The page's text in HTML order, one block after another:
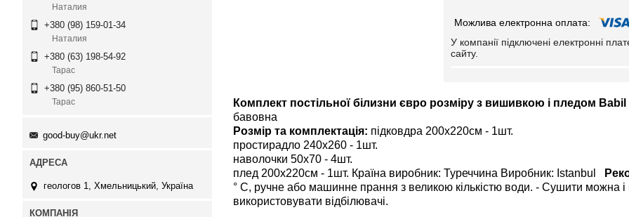
У компанії підключені електронні
сайту.
Комплект постільної білизни євро розміру з вишивкою і пледом
бавовна
Розмір та комплектація: підковдра 200х220см - 1шт.
простирадло 240х260 - 1шт.
наволочки 50х70 - 4шт.
плед 200х220см - 1шт. Країна виробник: Туреччина Виробник: Istanbul
° С, ручне або машинне прання з великою кількістю води. - Сушити можна
використовувати відбілювачі.
Наталия
+380 (98) 159-01-34
Наталия
+380 (63) 198-54-92
Тарас
+380 (95) 860-51-50
Тарас
good-buy@ukr.net
геологов 1, Хмельницький, Україна